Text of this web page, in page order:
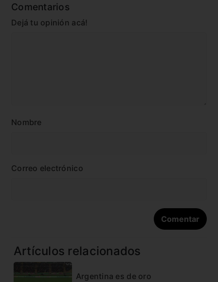
Comentarios
Dejá tu opinión acá!
Nombre
Correo electrónico
Artículos relacionados
Argentina es de oro